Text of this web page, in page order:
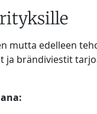
mutta edelleen
brändiviestit